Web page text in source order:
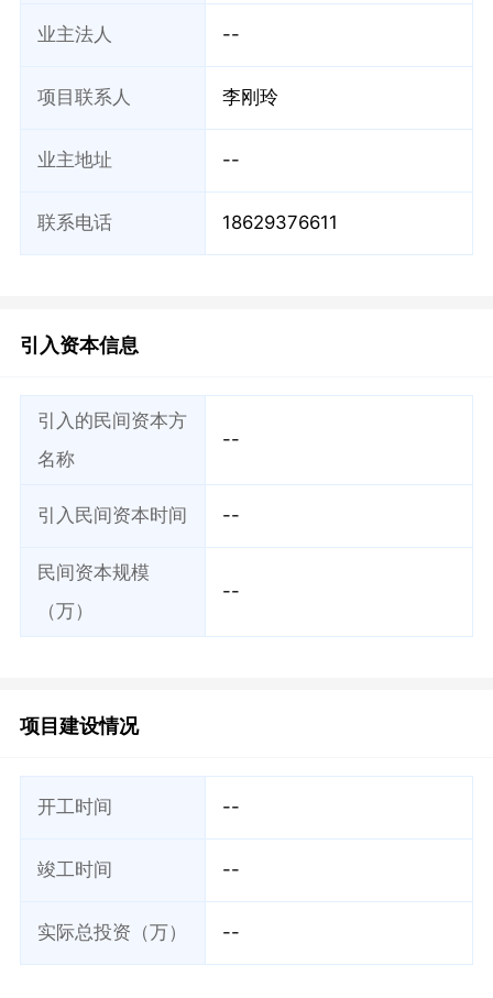
业主法人 --
项目联系人 李刚玲
业主地址 --
联系电话 18629376611
引入资本信息
引入的民间资本方
名称
--
引入民间资本时间 --
民间资本规模
（万）
--
项目建设情况
开工时间 --
竣工时间 --
实际总投资（万） --